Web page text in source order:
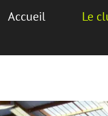
Accueil Le